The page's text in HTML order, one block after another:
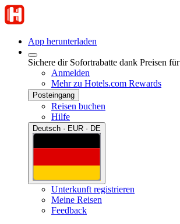
App herunterladen
Sichere dir Sofortrabatte dank Preisen
Anmelden
Mehr zu Hotels.com Rewards
Posteingang
Reisen buchen
Hilfe
Deutsch · EUR · DE
Unterkunft registrieren
Meine Reisen
Feedback